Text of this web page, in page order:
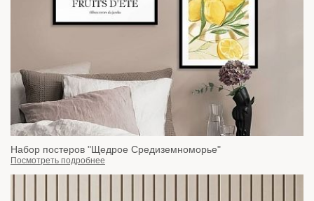
Набор постеров "Щедрое Средиземноморье"
Посмотреть подробнее